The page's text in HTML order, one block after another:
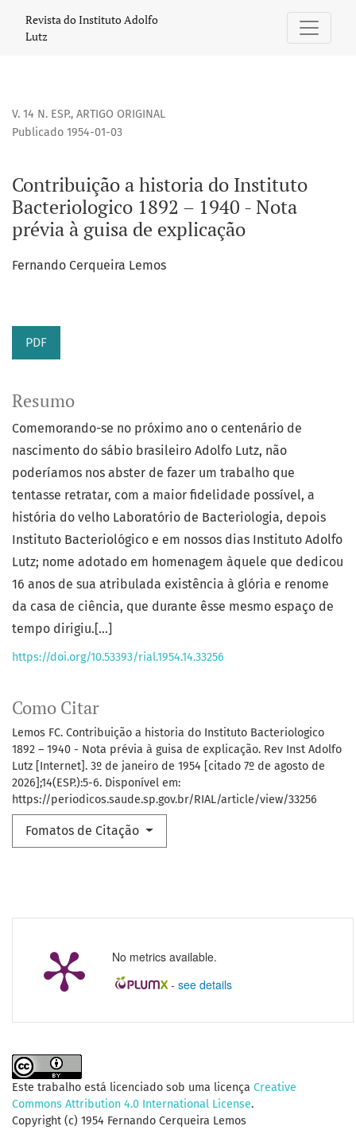
Contribuição a historia do Instituto Bacteriologico 1892 –
Revista do Instituto Adolfo
Lutz
V. 14 N. ESP., ARTIGO ORIGINAL
Contribuição a historia do Instituto
Bacteriologico 1892 – 1940 - Nota
prévia à guisa de explicação
Publicado 1954-01-03
Fernando Cerqueira Lemos
PDF
Como Citar
Lemos FC. Contribuição a historia do Instituto Bacteriologico
1892 – 1940 - Nota prévia à guisa de explicação. Rev Inst Adolfo
Lutz [Internet]. 3º de janeiro de 1954 [citado 7º de agosto de
2026];14(ESP.):5-6. Disponível em:
https://periodicos.saude.sp.gov.br/RIAL/article/view/33256
Fomatos de Citação
No metrics available.
- see details
Resumo
Comemorando-se no próximo ano o centenário de
nascimento do sábio brasileiro Adolfo Lutz, não
poderíamos nos abster de fazer um trabalho que
tentasse retratar, com a maior fidelidade possível, a
história do velho Laboratório de Bacteriologia, depois
Instituto Bacteriológico e em nossos dias Instituto Adolfo
Lutz; nome adotado em homenagem àquele que dedicou
16 anos de sua atribulada existência à glória e renome
da casa de ciência, que durante êsse mesmo espaço de
tempo dirigiu.[...]
https://doi.org/10.53393/rial.1954.14.33256
Este trabalho está licenciado sob uma licença Creative
Commons Attribution 4.0 International License.
Copyright (c) 1954 Fernando Cerqueira Lemos